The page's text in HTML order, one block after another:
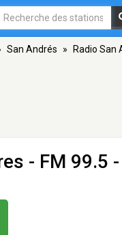
San Andrés » Radio San
- FM 99.5